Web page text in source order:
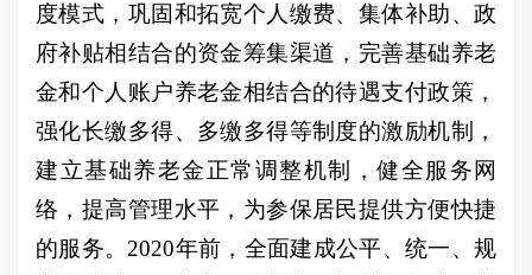
度模式，巩固和拓宽个人缴费、集体补助、政
府补贴相结合的资金筹集渠道，完善基础养老
金和个人账户养老金相结合的待遇支付政策，
强化长缴多得、多缴多得等制度的激励机制，
建立基础养老金正常调整机制，健全服务网
络，提高管理水平，为参保居民提供方便快捷
的服务。2020年前，全面建成公平、统一、规